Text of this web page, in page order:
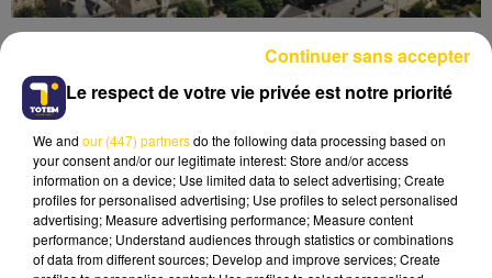
Lecture (4 min 6 sec)
Le respect de votre vie privée est notre priorité
We and our (447) partnersdo the following data processing based on
your consent and/or our legitimate interest: Store and/or access
information on a device; Use limited data to select advertising; Create
profiles for personalised advertising; Use profiles to select personalised
advertising; Measure advertising performance; Measure content
performance; Understand audiences through statistics or combinations
of data from different sources; Develop and improve services; Create
Continuer sans accepter